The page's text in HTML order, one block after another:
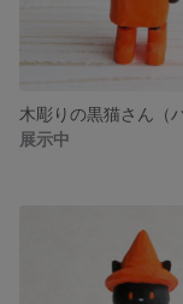
展示中